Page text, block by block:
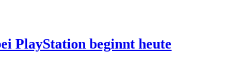
PlayStation beginnt heute